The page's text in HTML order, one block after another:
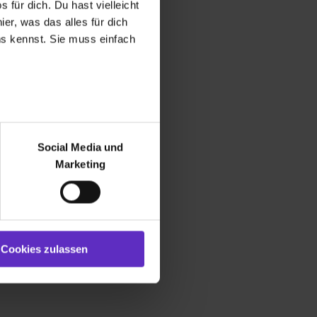
für dich. Du hast vielleicht
was das alles für dich
kennst. Sie muss einfach
bei Benutzung der
zu analysieren
soziale Medien, Werbung
Marketing“). Unsere
bereitgestellt hast oder die
auch damit
und hierfür
Social Media und
Marketing
Cookies zulassen